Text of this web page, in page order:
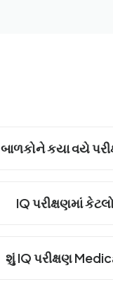
બાળકોને કયા વયે
IQ પરીક્ષણમાં
શું IQ પરીક્ષણ